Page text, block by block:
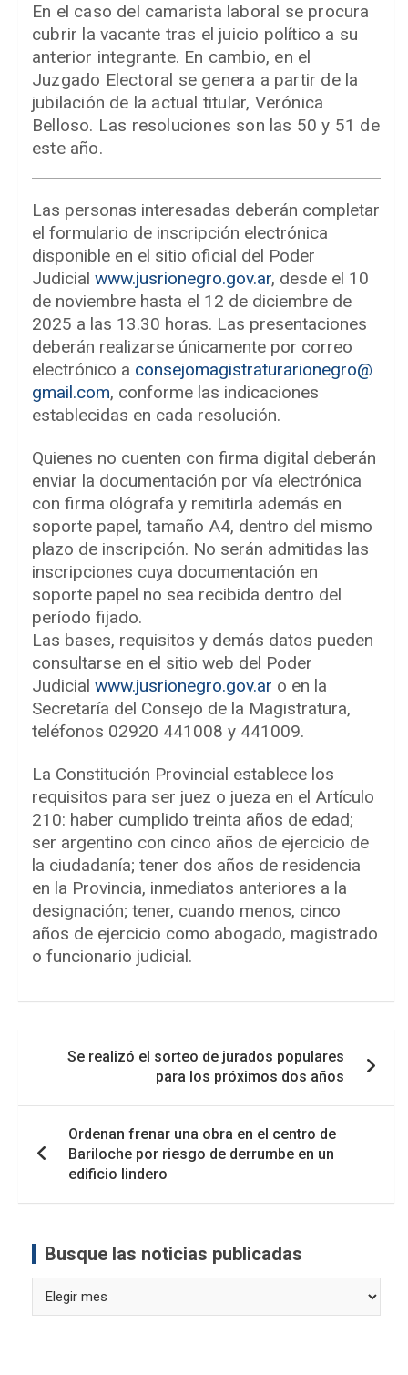
En el caso del camarista laboral se procura
cubrir la vacante tras el juicio político a su
anterior integrante. En cambio, en el
Juzgado Electoral se genera a partir de la
jubilación de la actual titular, Verónica
Belloso. Las resoluciones son las 50 y 51 de
este año.
Las personas interesadas deberán completar
el formulario de inscripción electrónica
disponible en el sitio oficial del Poder
Judicial www.jusrionegro.gov.ar, desde el 10
de noviembre hasta el 12 de diciembre de
2025 a las 13.30 horas. Las presentaciones
deberán realizarse únicamente por correo
electrónico a consejomagistraturarionegro@
gmail.com, conforme las indicaciones
establecidas en cada resolución.
Quienes no cuenten con firma digital deberán
enviar la documentación por vía electrónica
con firma ológrafa y remitirla además en
soporte papel, tamaño A4, dentro del mismo
plazo de inscripción. No serán admitidas las
inscripciones cuya documentación en
soporte papel no sea recibida dentro del
período fijado.
Las bases, requisitos y demás datos pueden
consultarse en el sitio web del Poder
Judicial www.jusrionegro.gov.ar o en la
Secretaría del Consejo de la Magistratura,
teléfonos 02920 441008 y 441009.
La Constitución Provincial establece los
requisitos para ser juez o jueza en el Artículo
210: haber cumplido treinta años de edad;
ser argentino con cinco años de ejercicio de
la ciudadanía; tener dos años de residencia
en la Provincia, inmediatos anteriores a la
designación; tener, cuando menos, cinco
años de ejercicio como abogado, magistrado
o funcionario judicial.
Se realizó el sorteo de jurados populares
para los próximos dos años
Ordenan frenar una obra en el centro de
Bariloche por riesgo de derrumbe en un
edificio lindero
Busque las noticias publicadas
las